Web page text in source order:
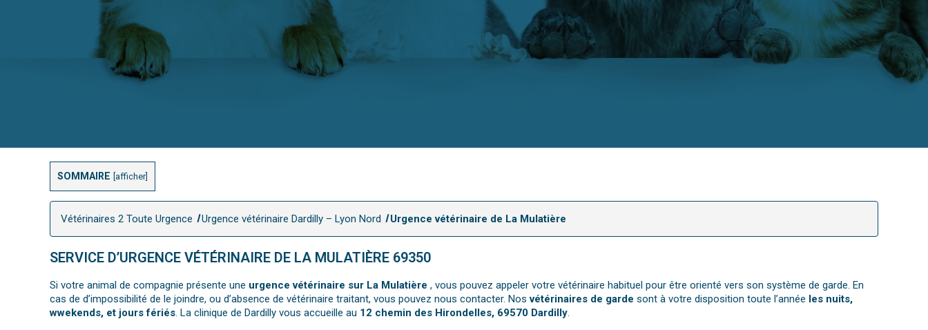
SOMMAIRE afficher
Vétérinaires 2 Toute Urgence Urgence vétérinaire Dardilly – Lyon Nord Urgence vétérinaire de La Mulatière
SERVICE D’URGENCE VÉTÉRINAIRE DE LA MULATIÈRE 69350
Si votre animal de compagnie présente une urgence vétérinaire sur La Mulatière , vous pouvez appeler votre vétérinaire habituel pour être orienté vers son système de garde. En
cas de d’impossibilité de le joindre, ou d’absence de vétérinaire traitant, vous pouvez nous contacter. Nosvétérinaires de garde sont à votre disposition toute l’année les nuits,
wwekends, et jours fériés. La clinique de Dardilly vous accueille au 12 chemin des Hirondelles, 69570 Dardilly.